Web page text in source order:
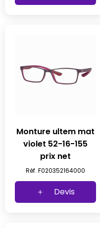
Monture ultem mat
violet 52-16-155
prix net
Réf. F020352164000
Devis